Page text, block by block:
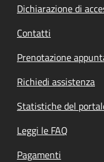
Dichiarazione di
Contatti
Prenotazione
Richiedi assistenza
Statistiche del
Leggi le FAQ
Pagamenti